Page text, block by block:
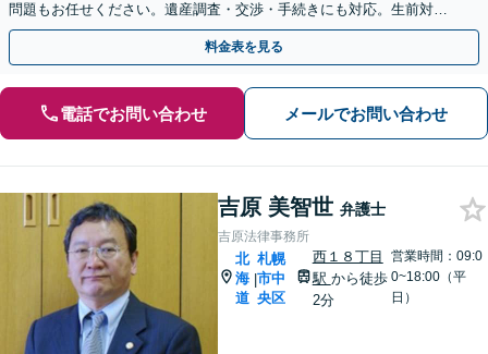
問題もお任せください。遺産調査・交渉・手続きにも対応。生前対策
として遺言書作成も可【初回面談無料】
料金表を見る
電話でお問い合わせ メールでお問い合わせ
吉原 美智世 弁護士
吉原法律事務所
北
海
道
|
札幌
市中
央区
西１８丁目
駅 から徒歩
2分
営業時間：09:0
0~18:00（平
日）